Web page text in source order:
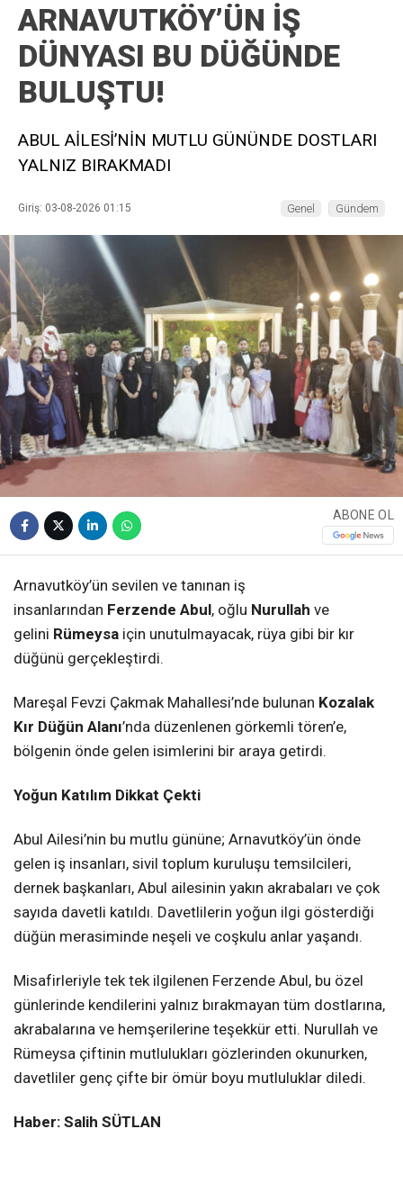
ARNAVUTKÖY’ÜN İŞ
DÜNYASI BU DÜĞÜNDE
BULUŞTU!
ABUL AİLESİ’NİN MUTLU GÜNÜNDE DOSTLARI
YALNIZ BIRAKMADI
Giriş: 03-08-2026 01:15 Genel Gündem
ABONE OL
Arnavutköy’ün sevilen ve tanınan iş
insanlarından Ferzende Abul, oğlu Nurullah ve
gelini Rümeysa için unutulmayacak, rüya gibi bir kır
düğünü gerçekleştirdi.
Mareşal Fevzi Çakmak Mahallesi’nde bulunan Kozalak
Kır Düğün Alanı’nda düzenlenen görkemli tören’e,
bölgenin önde gelen isimlerini bir araya getirdi.
Yoğun Katılım Dikkat Çekti
Abul Ailesi’nin bu mutlu gününe; Arnavutköy’ün önde
gelen iş insanları, sivil toplum kuruluşu temsilcileri,
dernek başkanları, Abul ailesinin yakın akrabaları ve çok
sayıda davetli katıldı. Davetlilerin yoğun ilgi gösterdiği
düğün merasiminde neşeli ve coşkulu anlar yaşandı.
Misafirleriyle tek tek ilgilenen Ferzende Abul, bu özel
günlerinde kendilerini yalnız bırakmayan tüm dostlarına,
akrabalarına ve hemşerilerine teşekkür etti. Nurullah ve
Rümeysa çiftinin mutlulukları gözlerinden okunurken,
davetliler genç çifte bir ömür boyu mutluluklar diledi.
Haber: Salih SÜTLAN